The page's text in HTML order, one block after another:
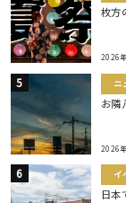
枚方
2026
ニ
お隣
2026
イ
日本